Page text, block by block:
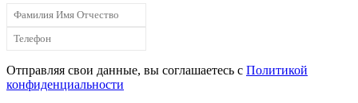
Отправляя свои данные, вы соглашаетесь с Политикой
конфиденциальности